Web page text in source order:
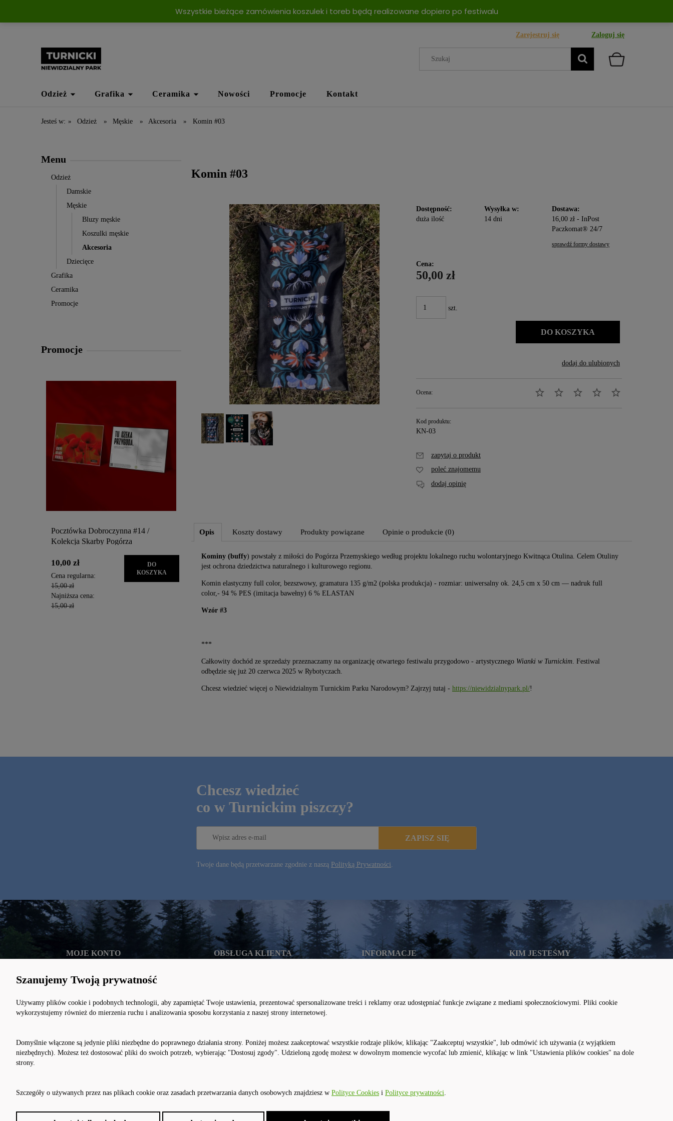
Zarejestruj się Zaloguj się
Odzież Grafika Ceramika Nowości Promocje Kontakt
Jesteś w: » Odzież » Męskie » Akcesoria » Komin #03
Wszystkie bieżące zamówienia koszulek i toreb będą realizowane dopiero po festiwalu
Menu
Odzież
Damskie
Męskie
Bluzy męskie
Koszulki męskie
Akcesoria
Dziecięce
Grafika
Ceramika
Promocje
Promocje
Pocztówka Dobroczynna #14 /
Kolekcja Skarby Pogórza
10,00 zł
Cena regularna:
15,00 zł
Najniższa cena:
15,00 zł
DO
KOSZYKA
Pocztówka Dobroczynna #13 /
10,00 zł
15,00 zł
Najniższa cena:
DO
KOSZYKA
Pocztówka Dobroczynna #06 /
10,00 zł
15,00 zł
Najniższa cena:
15,00 zł
10,00 zł
Komin #03
Dostępność:
duża ilość
Wysyłka w:
14 dni
Dostawa:
16,00 zł - InPost
Paczkomat® 24/7
sprawdź formy dostawy
Cena:
50,00 zł
szt.
DO KOSZYKA
dodaj do ulubionych
Ocena:
Kod produktu:
KN-03
zapytaj o produkt
poleć znajomemu
dodaj opinię
Opis Koszty dostawy Produkty powiązane Opinie o produkcie (0)
Kominy (buffy) powstały z miłości do Pogórza Przemyskiego według projektu lokalnego ruchu wolontaryjnego Kwitnąca Otulina. Celem Otuliny
jest ochrona dziedzictwa naturalnego i kulturowego regionu.
Komin elastyczny full color, bezszwowy, gramatura 135 g/m2 (polska produkcja) - rozmiar: uniwersalny ok. 24,5 cm x 50 cm — nadruk full
color,- 94 % PES (imitacja bawełny) 6 % ELASTAN
Wzór #3
***
Całkowity dochód ze sprzedaży przeznaczamy na organizację otwartego festiwalu przygodowo - artystycznego Wianki w Turnickim . Festiwal
odbędzie się już 20 czerwca 2025 w Rybotyczach.
Chcesz wiedzieć więcej o Niewidzialnym Turnickim Parku Narodowym? Zajrzyj tutaj - https://niewidzialnypark.pl/!
Chcesz wiedzieć
co w Turnickim piszczy?
ZAPISZ SIĘ
Twoje dane będą przetwarzane zgodnie z naszą Polityką Prywatności
MOJE KONTO
Twoje zamówienia
Ustawienia konta
Ulubione
OBSŁUGA KLIENTA
Czas i koszty dostawy
Zwroty i reklamacje
INFORMACJE
Polityka prywatności
KIM JESTEŚMY
Kontakt
Szanujemy Twoją prywatność
Używamy plików cookie i podobnych technologii, aby zapamiętać Twoje ustawienia, prezentować spersonalizowane treści i reklamy oraz udostępniać funkcje związane z mediami społecznościowymi. Pliki cookie
wykorzystujemy również do mierzenia ruchu i analizowania sposobu korzystania z naszej strony internetowej.
Domyślnie włączone są jedynie pliki niezbędne do poprawnego działania strony. Poniżej możesz zaakceptować wszystkie rodzaje plików, klikając "Zaakceptuj wszystkie", lub odmówić ich używania (z wyjątkiem
niezbędnych). Możesz też dostosować pliki do swoich potrzeb, wybierając "Dostosuj zgody". Udzieloną zgodę możesz w dowolnym momencie wycofać lub zmienić, klikając w link "Ustawienia plików cookies" na dole
strony.
Szczegóły o używanych przez nas plikach cookie oraz zasadach przetwarzania danych osobowych znajdziesz w Polityce Cookies i Polityce prywatności.